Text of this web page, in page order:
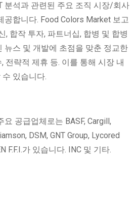
분석과 관련된 주요 조직 시장/회사
공합니다. Food Colors Market 보고
, 합작 투자, 파트너십, 합병 및 합병
뉴스 및 개발에 초점을 맞춘 정교한
전략적 제휴 등. 이를 통해 시장 내
있습니다.
공급업체로는 BASF, Cargill,
DSM, GNT Group, Lycored
F.F.I.가 있습니다. INC 및 기타.